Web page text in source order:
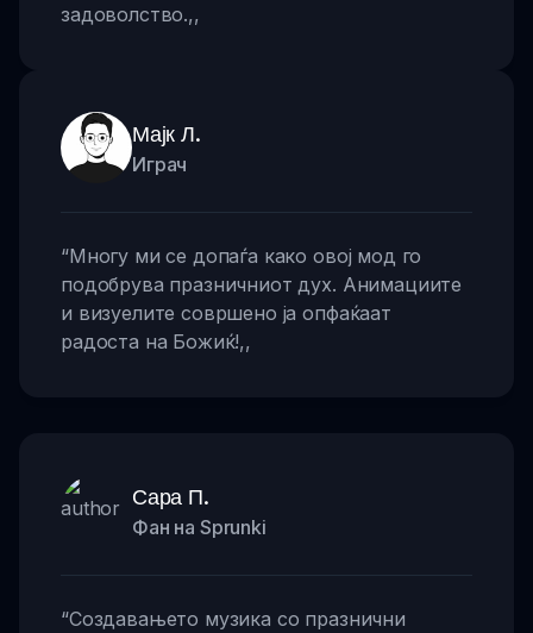
задоволство.,,
Мајк Л.
Играч
“Многу ми се допаѓа како овој мод го
подобрува празничниот дух. Анимациите
и визуелите совршено ја опфаќаат
радоста на Божиќ!,,
Сара П.
Фан на Sprunki
“Создавањето музика со празнични